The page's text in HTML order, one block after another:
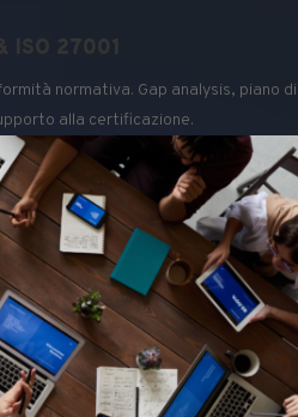
ISO 27001
normativa. Gap analysis, piano di
alla certificazione.